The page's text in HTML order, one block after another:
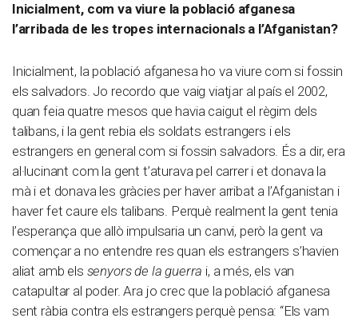
Inicialment, com va viure la població afganesa
l’arribada de les tropes internacionals a l’Afganistan?
Inicialment, la població afganesa ho va viure com si fossin
els salvadors. Jo recordo que vaig viatjar al país el 2002,
quan feia quatre mesos que havia caigut el règim dels
talibans, i la gent rebia els soldats estrangers i els
estrangers en general com si fossin salvadors. És a dir, era
al·lucinant com la gent t’aturava pel carrer i et donava la
mà i et donava les gràcies per haver arribat a l’Afganistan i
haver fet caure els talibans. Perquè realment la gent tenia
l’esperança que allò impulsaria un canvi, però la gent va
començar a no entendre res quan els estrangers s’havien
aliat amb els senyors de la guerra i, a més, els van
catapultar al poder. Ara jo crec que la població afganesa
sent ràbia contra els estrangers perquè pensa: “Els vam